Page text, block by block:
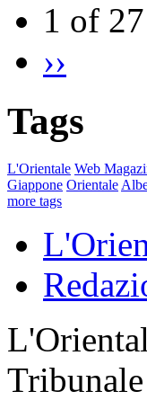
1 of 27
››
Tags
L'Orientale Web
Giappone Orientale
more tags